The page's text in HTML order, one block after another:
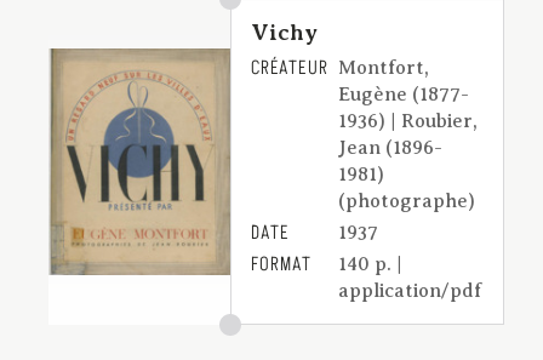
Vichy
CRÉATEUR Montfort,
Eugène (1877-
1936) | Roubier,
Jean (1896-
1981)
(photographe)
DATE 1937
FORMAT
140 p. |
application/pdf